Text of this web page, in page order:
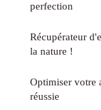
perfection
Récupérateur
la nature !
Optimiser votre
réussie